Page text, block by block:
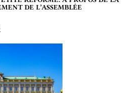
DE L’ASSEMBLÉE